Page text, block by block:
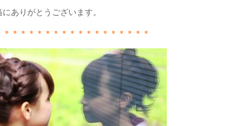
ありがとうございます。
＊＊＊＊＊＊＊＊＊＊＊＊＊＊＊＊＊＊